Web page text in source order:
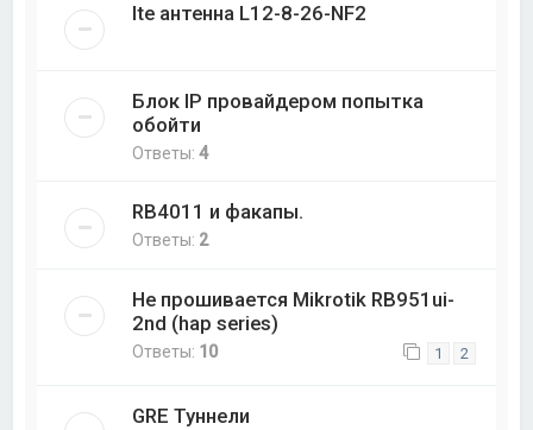
lte антенна L12-8-26-NF2
Блок IP провайдером попытка
обойти
Ответы:4
RB4011 и факапы.
Ответы: 2
Не прошивается Mikrotik RB951ui-
2nd (hap series)
Ответы: 10 1 2
GRE Туннели